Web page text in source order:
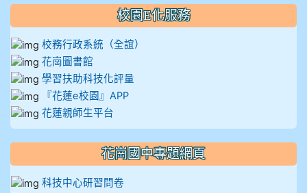
校園E化服務
校務行政系統（全誼）
花崗圖書館
學習扶助科技化評量
『花蓮e校園』APP
花蓮親師生平台
花崗國中專題網頁
科技中心研習問卷